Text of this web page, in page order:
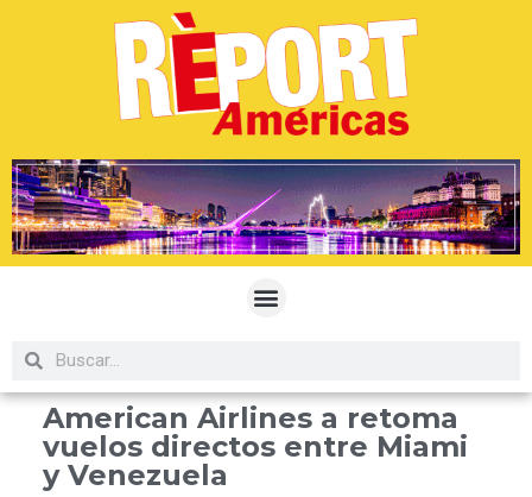
American Airlines a retoma
vuelos directos entre Miami
y Venezuela